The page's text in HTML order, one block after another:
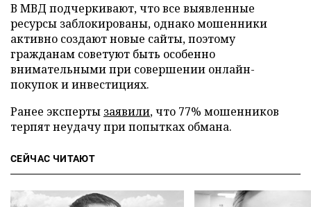
В МВД подчеркивают, что все выявленные
ресурсы заблокированы, однако мошенники
активно создают новые сайты, поэтому
гражданам советуют быть особенно
внимательными при совершении онлайн-
покупок и инвестициях.
Ранее эксперты заявили, что 77% мошенников
терпят неудачу при попытках обмана.
СЕЙЧАС ЧИТАЮТ